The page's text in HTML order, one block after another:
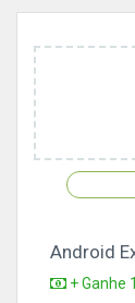
Android
+ Ganhe